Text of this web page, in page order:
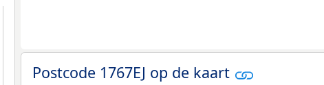
Postcode 1767EJ op de kaart